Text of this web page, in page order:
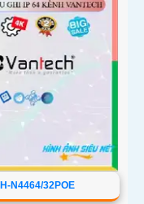
N4464/32POE